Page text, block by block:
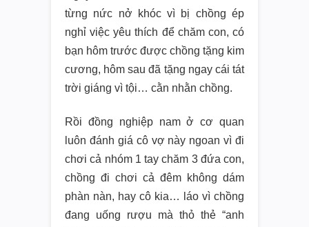
từng nức nở khóc vì bị chồng ép
nghỉ việc yêu thích để chăm con, có
bạn hôm trước được chồng tặng kim
cương, hôm sau đã tặng ngay cái tát
trời giáng vì tội… cằn nhằn chồng.
Rồi đồng nghiệp nam ở cơ quan
luôn đánh giá cô vợ này ngoan vì đi
chơi cả nhóm 1 tay chăm 3 đứa con,
chồng đi chơi cả đêm không dám
phàn nàn, hay cô kia… láo vì chồng
đang uống rượu mà thỏ thẻ “anh